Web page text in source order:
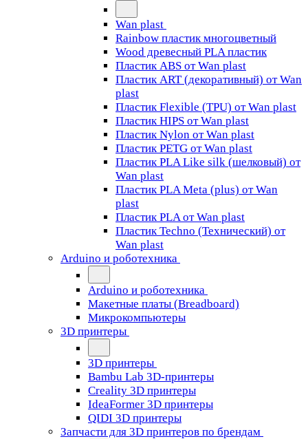
Wan plast
Rainbow пластик многоцветный
Wood древесный PLA пластик
Пластик ABS от Wan plast
Пластик ART (декоративный) от Wan
plast
Пластик Flexible (TPU) от Wan plast
Пластик HIPS от Wan plast
Пластик Nylon от Wan plast
Пластик PETG от Wan plast
Пластик PLA Like silk (шелковый) от
Wan plast
Пластик PLA Meta (plus) от Wan
plast
Пластик PLA от Wan plast
Пластик Techno (Технический) от
Wan plast
Arduino и роботехника
Arduino и роботехника
Макетные платы (Breadboard)
Микрокомпьютеры
3D принтеры
3D принтеры
Bambu Lab 3D-принтеры
Creality 3D принтеры
IdeaFormer 3D принтеры
QIDI 3D принтеры
Запчасти для 3D принтеров по брендам